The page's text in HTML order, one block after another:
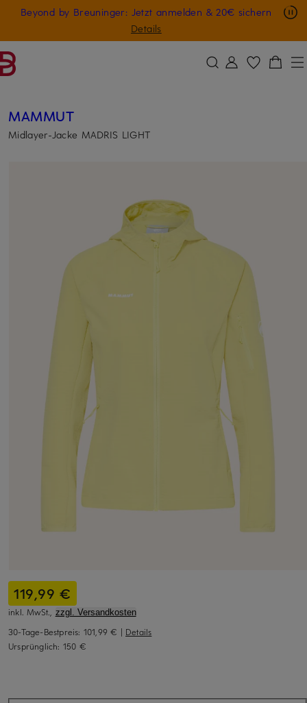
ZUM HAUPTINHALT ÜBERSPRINGEN
Beyond by Breuninger: Jetzt anmelden & 20€ sichern
Details
Nur in der App: -10 € auf digitale Geschenkkarten
GESCHENK20
MAMMUT
Midlayer-Jacke MADRIS LIGHT
119,99 €
inkl. MwSt., zzgl. Versandkosten
30-Tage-Bestpreis: 101,99 € | Details
Ursprünglich: 150 €